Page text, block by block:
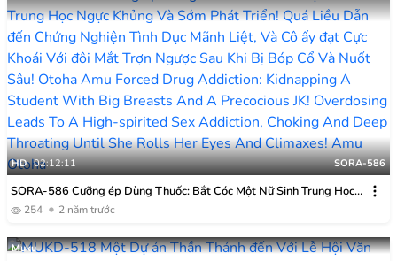
HD 02:12:11 SORA-586
SORA-586 Cưỡng ép Dùng Thuốc: Bắt Cóc Một Nữ Sinh Trung Học
Ngực Khủng Và Sớm Phát Triển! Quá Liều Dẫn đến Chứng Nghiện
Sau Khi Bị Bóp Cổ Và Nuốt Sâu! Otoha Amu
254 2 năm trước
Muku